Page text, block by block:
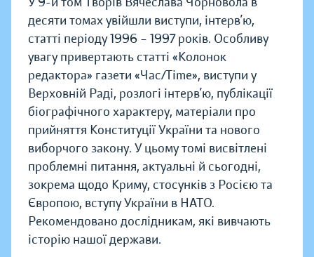
десяти томах увійшли виступи, інтерв’ю,
статті періоду 1996 – 1997 років. Особливу
увагу привертають статті «Колонок
редактора» газети «Час/Time», виступи у
Верховній Раді, розлогі інтерв’ю, публікації
біографічного характеру, матеріали про
прийняття Конституції України та нового
виборчого закону. У цьому томі висвітлені
проблемні питання, актуальні й сьогодні,
зокрема щодо Криму, стосунків з Росією та
Європою, вступу України в НАТО.
Рекомендовано дослідникам, які вивчають
історію нашої держави.